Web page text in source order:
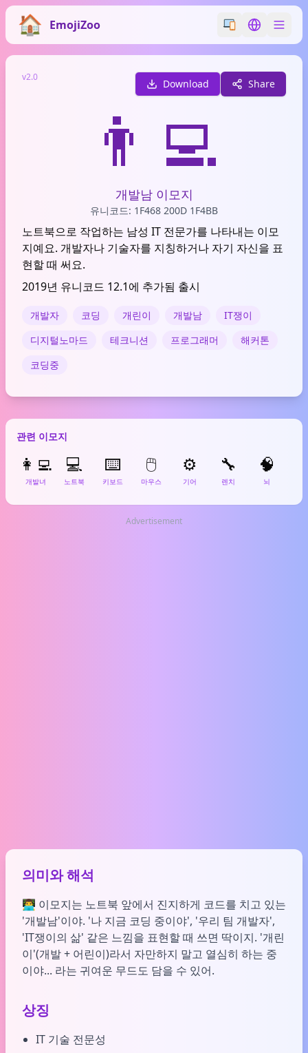
EmojiZoo Switch emoji
Switch
v2.0
Download Share
👨‍💻
개발남 이모지
유니코드: 1F468 200D 1F4BB
노트북으로 작업하는 남성 IT 전문가를 나타내는 이모
지예요. 개발자나 기술자를 지칭하거나 자기 자신을 표
현할 때 써요.
2019년 유니코드 12.1에 추가됨 출시
개발자 코딩 개린이 개발남
IT쟁이
디지털노마드
테크니션 프로그래머
해커톤
코딩중
관련 이모지
👩‍💻
개발녀
💻
노트북
⌨️
키보드
🖱️
마우스
⚙️
기어
🔧
렌치
🧠
뇌
Advertisement
의미와 해석
👨‍💻 이모지는 노트북 앞에서 진지하게 코드를 치고 있는
'개발남'이야. '나 지금 코딩 중이야', '우리 팀 개발자',
'IT쟁이의 삶' 같은 느낌을 표현할 때 쓰면 딱이지. '개린
이'(개발 + 어린이)라서 자만하지 말고 열심히 하는 중
이야... 라는 귀여운 무드도 담을 수 있어.
상징
IT 기술 전문성